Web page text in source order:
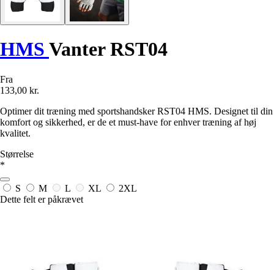
HMS Vanter RST04
Fra
133,00 kr.
Optimer dit træning med sportshandsker RST04 HMS. Designet til din
komfort og sikkerhed, er de et must-have for enhver træning af høj
kvalitet.
Størrelse
*
S M L XL
2XL
Dette felt er påkrævet